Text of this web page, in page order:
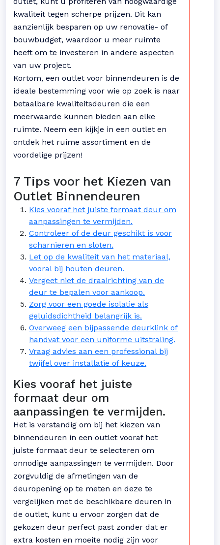
kwaliteit tegen scherpe prijzen. Dit kan
aanzienlijk besparen op uw renovatie- of
bouwbudget, waardoor u meer ruimte
heeft om te investeren in andere aspecten
van uw project.
Kortom, een outlet voor binnendeuren is de
ideale bestemming voor wie op zoek is naar
betaalbare kwaliteitsdeuren die een
meerwaarde kunnen bieden aan elke
ruimte. Neem een kijkje in een outlet en
ontdek het ruime assortiment en de
voordelige prijzen!
7 Tips voor het Kiezen van
Outlet Binnendeuren
Kies vooraf het juiste formaat deur om
aanpassingen te vermijden.
Controleer of de deur geschikt is voor
scharnieren en sloten.
Let op de kwaliteit van het materiaal,
vooral bij houten deuren.
Vergeet niet de draairichting van de
deur te bepalen voor aankoop.
Zorg voor een goede isolatie als
geluidsdichtheid belangrijk is.
Overweeg een bijpassende deurklink of
handvat voor een uniforme uitstraling.
Vraag advies aan een professional bij
twijfel over installatie of keuze.
Kies vooraf het juiste
formaat deur om
aanpassingen te vermijden.
Het is verstandig om bij het kiezen van
binnendeuren in een outlet vooraf het
juiste formaat deur te selecteren om
onnodige aanpassingen te vermijden. Door
zorgvuldig de afmetingen van de
deuropening op te meten en deze te
vergelijken met de beschikbare deuren in
de outlet, kunt u ervoor zorgen dat de
gekozen deur perfect past zonder dat er
extra kosten en moeite nodig zijn voor